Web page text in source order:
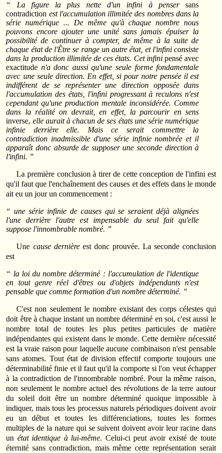
“ La figure la plus nette d'un infini à pensersans
contradiction est l'accumulation illimitée des nombres dans la
série numérique ... De même qu'à chaque nombre nous
pouvons encore ajouter une unité sans jamais épuiser la
possibilité de continuer à compter, de même à la suite de
chaque état de l'Être se range un autre état, et l'infini consiste
dans la production illimitée de ces états. Cet infini pensé avec
exactitude n'a donc aussi qu'une seule forme fondamentale
avec une seule direction. En effet, si pour notre pensée il est
indifférent de se représenter une direction opposée dans
l'accumulation des états, l'infini progressant à reculons n'est
cependant qu'une production mentale inconsidérée. Comme
dans la réalité on devrait, en effet, la parcourir en sens
inverse, elle aurait à chacun de ses états une série numérique
infinie derrière elle. Mais ce serait commettre la
contradiction inadmissible d'une série infinie nombrée et il
apparaît donc absurde de supposer une seconde direction à
l'infini. ”
La première conclusion à tirer de cette conception de l'infini est
qu'il faut que l'enchaînement des causes et des effets dans le monde
ait eu un jour un commencement :
“ une série infinie de causes qui se seraient déjà alignées
l'une derrière l'autre est impensable du seul fait qu'elle
suppose l'innombrable nombré. ”
Une cause dernière est donc prouvée. La seconde conclusion
est
“ la loi du nombre déterminé : l'accumulation de l'identique
en tout genre réel d'êtres ou d'objets indépendants n'est
pensable que comme formation d'un nombre déterminé. ”
C'est non seulement le nombre existant des corps célestes qui
doit être à chaque instant un nombre déterminé en soi, c'est aussi le
nombre total de toutes les plus petites particules de matière
indépendantes qui existent dans le monde. Cette dernière nécessité
est la vraie raison pour laquelle aucune combinaison n'est pensable
sans atomes. Tout état de division effectif comporte toujours une
déterminabilité finie et il faut qu'il la comporte si l'on veut échapper
à la contradiction de l'innombrable nombré. Pour la même raison,
non seulement le nombre actuel des révolutions de la terre autour
du soleil doit être un nombre déterminé quoique impossible à
indiquer, mais tous les processus naturels périodiques doivent avoir
eu un début et toutes les différenciations, toutes les formes
multiples de la nature qui se suivent doivent avoir leur racine dans
un état identique à lui-même. Celui-ci peut avoir existé de toute
éternité sans contradiction, mais même cette représentation serait